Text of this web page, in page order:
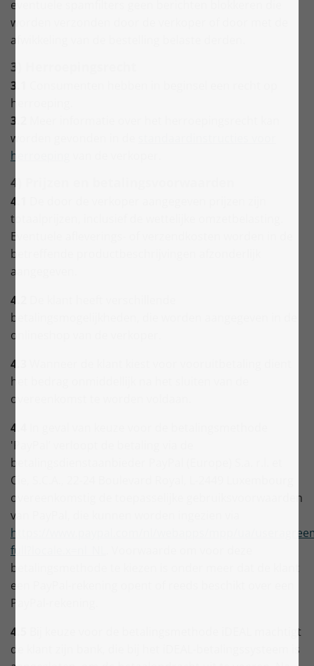
eventuele spamfilters geen berichten blokkeren die
worden verzonden door de verkoper of door met de
afwikkeling van de bestelling belaste derden.
3) Herroepingsrecht
3.1
herroeping.
3.2
worden gevonden in de
herroeping
4) Prijzen en betalingsvoorwaarden
4.1
totaalprijzen, inclusief de wettelijke omzetbelasting.
Eventuele afleverings- of verzendkosten worden in de
betreffende productbeschrijvingen afzonderlijk
aangegeven.
4.2
betalingsmogelijkheden, die worden aangegeven in de
onlineshop van de verkoper.
4.3
het bedrag onmiddellijk na het sluiten van de
overeenkomst te worden voldaan.
4.4
'PayPal’ verloopt de betaling via de
betalingsdienstaanbieder PayPal (Europe) S.a. r.l. et
Cie, S.C.A., 22-24 Boulevard Royal, L-2449 Luxembourg
overeenkomstig de toepasselijke gebruiksvoorwaarden
van PayPal, die kunnen worden ingezien via
https://www.paypal.com/nl/webapps/mpp/ua/
full?locale.x=nl_NL
betalingsmethode te kiezen is onder meer dat de klant
een PayPal-rekening opent of reeds beschikt over een
PayPal-rekening.
4.5
Bij keuze voor de betalingsmethode iDEAL machtigt
de klant zijn bank, die bij het iDEAL-betalingssysteem is